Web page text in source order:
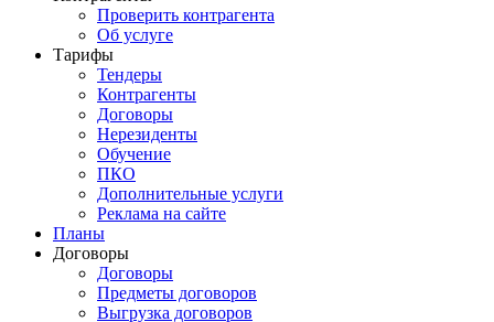
Проверить контрагента
Об услуге
Тарифы
Тендеры
Контрагенты
Договоры
Нерезиденты
Обучение
ПКО
Дополнительные услуги
Реклама на сайте
Планы
Договоры
Договоры
Предметы договоров
Выгрузка договоров